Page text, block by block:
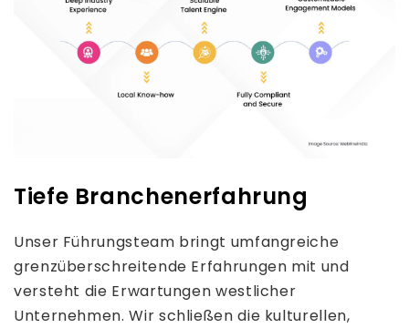
Tiefe Branchenerfahrung
Unser Führungsteam bringt umfangreiche
grenzüberschreitende Erfahrungen mit und
versteht die Erwartungen westlicher
Unternehmen. Wir schließen die kulturellen,